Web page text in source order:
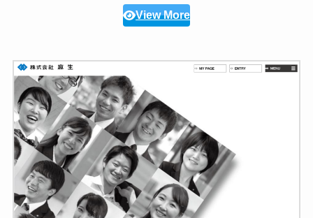
View More